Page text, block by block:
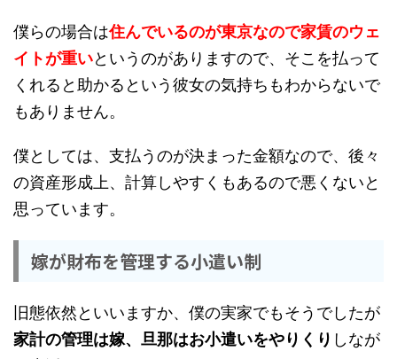
僕らの場合は住んでいるのが東京なので家賃のウェ
イトが重いというのがありますので、そこを払って
くれると助かるという彼女の気持ちもわからないで
もありません。
僕としては、支払うのが決まった金額なので、後々
の資産形成上、計算しやすくもあるので悪くないと
思っています。
嫁が財布を管理する小遣い制
旧態依然といいますか、僕の実家でもそうでしたが
家計の管理は嫁、旦那はお小遣いをやりくり しなが